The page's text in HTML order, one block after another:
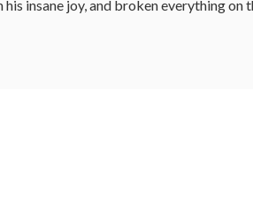
insane joy, and broken everything on